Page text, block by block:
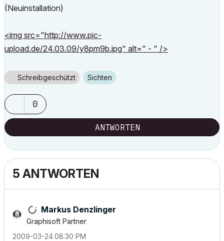
(Neuinstallation)
<img src="http://www.pic-
upload.de/24.03.09/y8pm9b.jpg" alt=" - " />
Schreibgeschützt Sichten
0
ANTWORTEN
5 ANTWORTEN
Markus Denzlinger
Graphisoft Partner
‎2009-03-2408:30 PM